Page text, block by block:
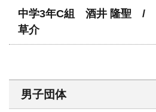
中学3年C組 酒井 隆聖 /
草介
男子団体